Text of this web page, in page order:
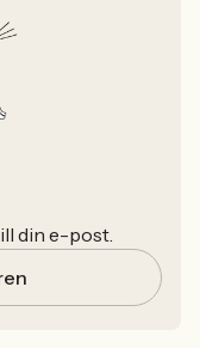
din e-post.